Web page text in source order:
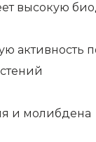
высокую
активность
и молибдена